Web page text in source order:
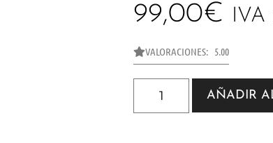
99,00€ IVA
VALORACIONES: 5.00
AÑADIR